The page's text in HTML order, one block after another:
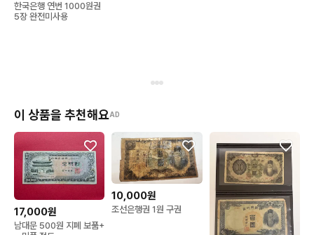
한국은행 연번 1000원권
5장 완전미사용
이 상품을 추천해요AD
17,000원
남대문 500원 지폐 보품+
10,000원
조선은행권 1원 구권